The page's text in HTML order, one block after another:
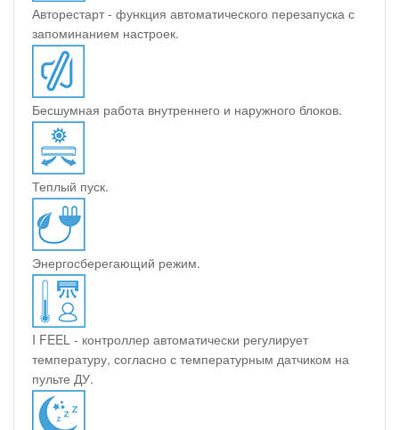
Авторестарт - функция автоматического перезапуска с
запоминанием настроек.
Бесшумная работа внутреннего и наружного блоков.
Теплый пуск.
Энергосберегающий режим.
I FEEL - контроллер автоматически регулирует
температуру, согласно с температурным датчиком на
пульте ДУ.